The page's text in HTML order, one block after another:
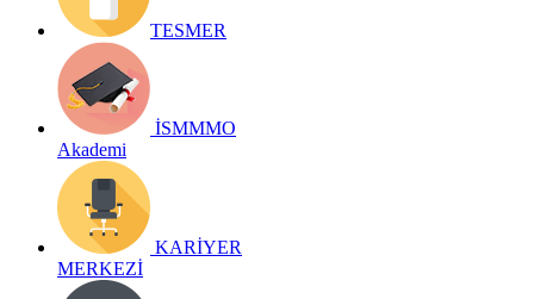
TESMER
İSMMMO
Akademi
KARİYER
MERKEZİ